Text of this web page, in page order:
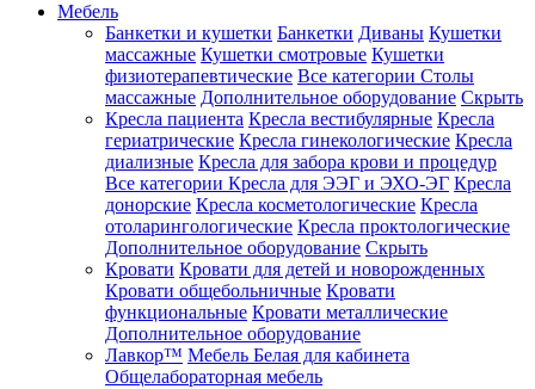
Мебель
Банкетки и кушетки Банкетки Диваны Кушетки
массажные Кушетки смотровые Кушетки
физиотерапевтические Все категории Столы
массажные Дополнительное оборудование Скрыть
Кресла пациента Кресла вестибулярные Кресла
гериатрические Кресла гинекологические Кресла
диализные Кресла для забора крови и процедур
Все категории Кресла для ЭЭГ и ЭХО-ЭГ Кресла
донорские Кресла косметологические Кресла
отоларингологические Кресла проктологические
Дополнительное оборудование Скрыть
Кровати Кровати для детей и новорожденных
Кровати общебольничные Кровати
функциональные Кровати металлические
Дополнительное оборудование
Лавкор™ Мебель Белая для кабинета
Общелабораторная мебель